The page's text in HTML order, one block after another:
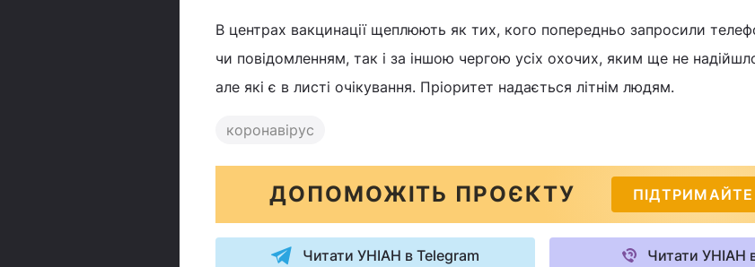
В центрах вакцинації щеплюють як тих, кого попередньо запросили
чи повідомленням, так і за іншою чергою усіх охочих, яким ще не
але які є в листі очікування. Пріоритет надається літнім людям.
коронавірус
ДОПОМОЖІТЬ ПРОЄКТУ
Читати УНІАН в Telegram Читати УНІАН